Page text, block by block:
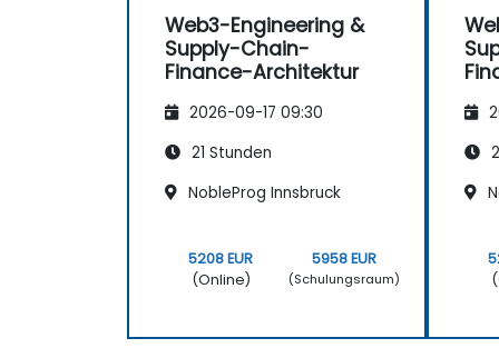
Web3-Engineering &
Supply-Chain-
Finance-Architektur
2026-09-17 09:30
21 Stunden
NobleProg Innsbruck
5208 EUR
(Online)
5958 EUR
(Schulungsraum)